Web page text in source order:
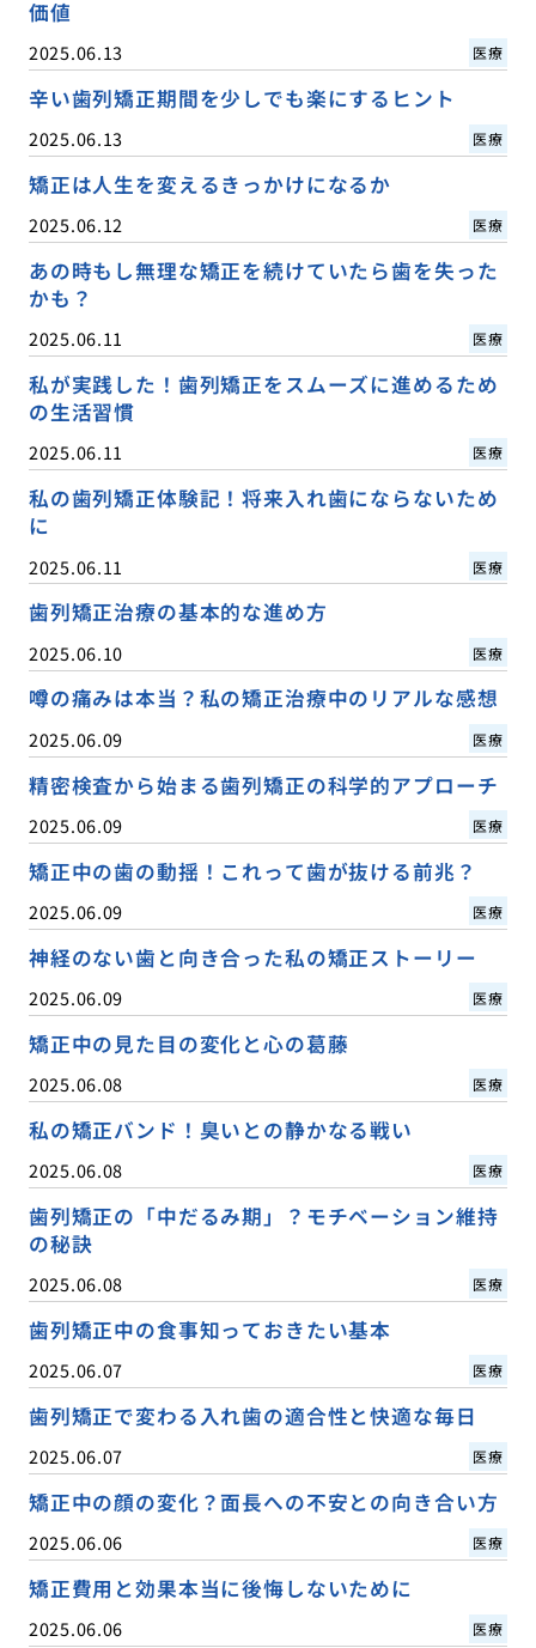
価値
2025.06.13 医療
辛い歯列矯正期間を少しでも楽にするヒント
2025.06.13 医療
矯正は人生を変えるきっかけになるか
2025.06.12 医療
あの時もし無理な矯正を続けていたら歯を失った
かも？
2025.06.11 医療
私が実践した！歯列矯正をスムーズに進めるため
の生活習慣
2025.06.11 医療
私の歯列矯正体験記！将来入れ歯にならないため
に
2025.06.11 医療
歯列矯正治療の基本的な進め方
2025.06.10 医療
噂の痛みは本当？私の矯正治療中のリアルな感想
2025.06.09 医療
精密検査から始まる歯列矯正の科学的アプローチ
2025.06.09 医療
矯正中の歯の動揺！これって歯が抜ける前兆？
2025.06.09 医療
神経のない歯と向き合った私の矯正ストーリー
2025.06.09 医療
矯正中の見た目の変化と心の葛藤
2025.06.08 医療
私の矯正バンド！臭いとの静かなる戦い
2025.06.08 医療
歯列矯正の「中だるみ期」？モチベーション維持
の秘訣
2025.06.08 医療
歯列矯正中の食事知っておきたい基本
2025.06.07 医療
歯列矯正で変わる入れ歯の適合性と快適な毎日
2025.06.07 医療
矯正中の顔の変化？面長への不安との向き合い方
2025.06.06 医療
矯正費用と効果本当に後悔しないために
2025.06.06 医療